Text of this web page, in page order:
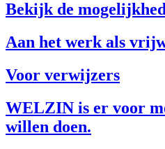
Bekijk de
Aan het werk als
Voor verwijzers
WELZIN is er voor
willen doen.